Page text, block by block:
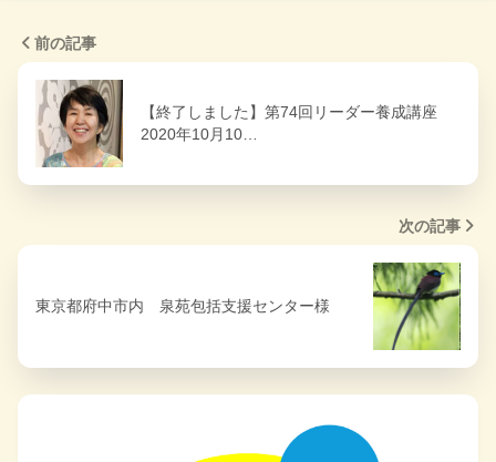
前の記事
【終了しました】第74回リーダー養成講座
2020年10月10…
次の記事
東京都府中市内 泉苑包括支援センター様